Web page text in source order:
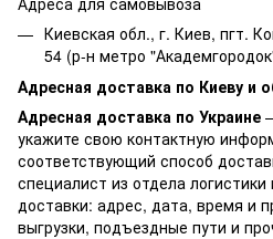
Киевская обл., г. Киев, пгт.
54 (р-н метро
Адресная доставка по Киеву и
Адресная доставка по Украине
укажите свою контактную
соответствующий способ
специалист из отдела
доставки: адрес, дата, время и
выгрузки, подъездные пути и